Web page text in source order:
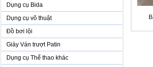
Dụng cụ Bida
Dụng cụ võ thuật
Đồ bơi lội
Giày Ván trượt Patin
Dụng cụ Thể thao khác